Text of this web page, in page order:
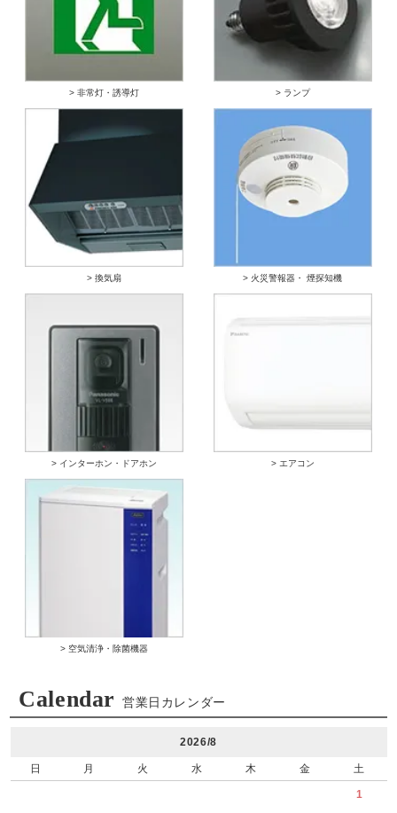
> 非常灯・誘導灯 > ランプ
> 換気扇 > 火災警報器・ 煙探知機
> インターホン・ドアホン > エアコン
> 空気清浄・除菌機器
Calendar 営業日カレンダー
2026/8
日 月 火 水 木 金 土
1